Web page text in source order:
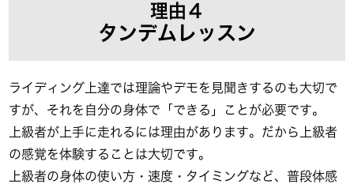
理由４
タンデムレッスン
ライディング上達では理論やデモを見聞きするのも大切で
すが、それを自分の身体で「できる」ことが必要です。
上級者が上手に走れるには理由があります。だから上級者
の感覚を体験することは大切です。
上級者の身体の使い方・速度・タイミングなど、普段体感